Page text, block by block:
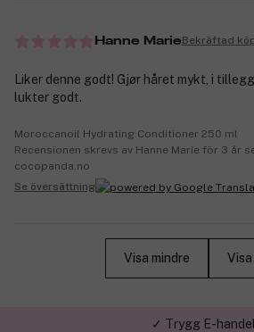
Hanne MarieBekräftad
Liker denne godt! Gjør håret mykt, i
lukter godt.
Moroccanoil Hydrating Conditioner 250 ml
Recensionen skrevs av Hanne Marie för 3 år
cocopanda.no
Se översättning
Visa mindre
✓ Trygg E-handel